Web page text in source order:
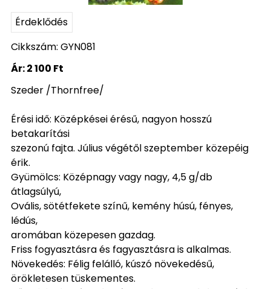
Érdeklődés
Cikkszám: GYN081
Ár:2 100 Ft
Szeder /Thornfree/
Érési idő: Középkései érésű, nagyon hosszú
betakarítási
szezonú fajta. Július végétől szeptember közepéig
érik.
Gyümölcs: Középnagy vagy nagy, 4,5 g/db
átlagsúlyú,
Ovális, sötétfekete színű, kemény húsú, fényes,
lédús,
aromában közepesen gazdag.
Friss fogyasztásra és fagyasztásra is alkalmas.
Növekedés: Félig felálló, kúszó növekedésű,
örökletesen tüskementes.